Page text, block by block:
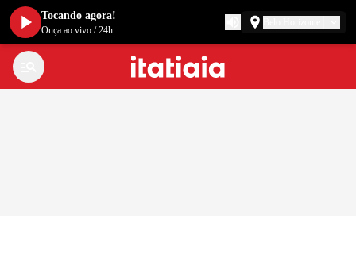
Tocando agora!
Ouça ao vivo /24h